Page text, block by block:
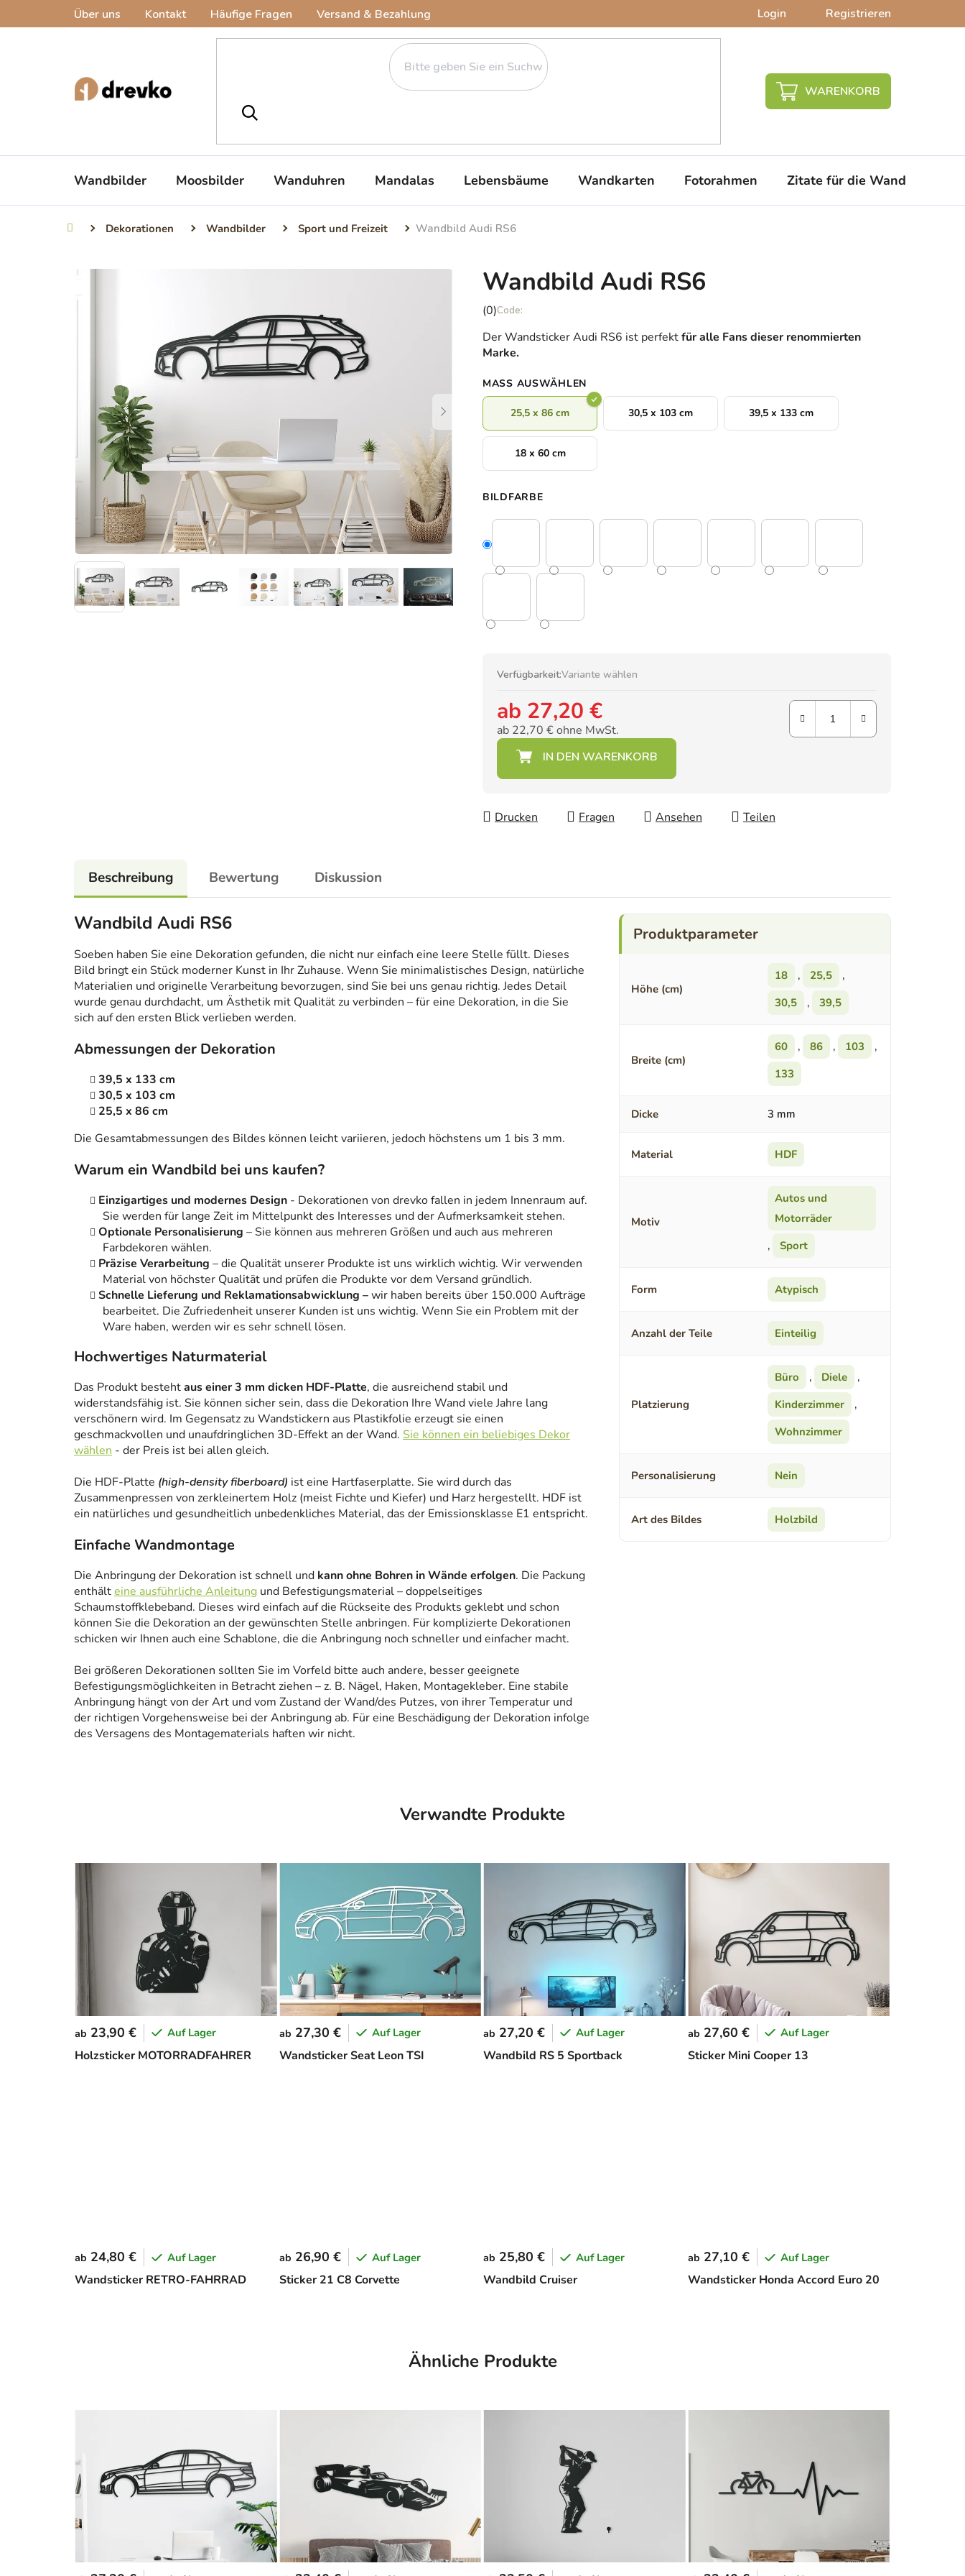
Über uns Kontakt Häufige Fragen Versand & Bezahlung Login Registrieren
WARENKORB
Wandbilder Moosbilder Wanduhren Mandalas Lebensbäume Wandkarten Fotorahmen Zitate für die Wand
StartseiteDekorationen Wandbilder Sport und Freizeit Wandbild Audi RS6
Wandbild Audi RS6
Die
Produktbewertung
ist
von
5
Sternen.
(0)
Der Wandsticker Audi RS6 ist perfektfür alle Fans dieser renommierten
Marke.
MASS AUSWÄHLEN
25,5 x 86 cm 30,5 x 103 cm 39,5 x 133 cm
18 x 60 cm
BILDFARBE
Verfügbarkeit:Variante wählen
ab 27,20 €
ab 22,70 €ohne MwSt.
Verkaufspreis:
Drucken Fragen Ansehen Teilen
Beschreibung Bewertung Diskussion
Wandbild Audi RS6
Soeben haben Sie eine Dekoration gefunden, die nicht nur einfach eine leere Stelle füllt. Dieses
Bild bringt ein Stück moderner Kunst in Ihr Zuhause. Wenn Sie minimalistisches Design, natürliche
Materialien und originelle Verarbeitung bevorzugen, sind Sie bei uns genau richtig. Jedes Detail
wurde genau durchdacht, um Ästhetik mit Qualität zu verbinden – für eine Dekoration, in die Sie
sich auf den ersten Blick verlieben werden.
Abmessungen der Dekoration
39,5 x 133 cm
30,5 x 103 cm
25,5 x 86 cm
Die Gesamtabmessungen des Bildes können leicht variieren, jedoch höchstens um 1 bis 3 mm.
Warum ein Wandbild bei uns kaufen?
Einzigartiges und modernes Design - Dekorationen von drevko fallen in jedem Innenraum auf.
Sie werden für lange Zeit im Mittelpunkt des Interesses und der Aufmerksamkeit stehen.
Optionale Personalisierung – Sie können aus mehreren Größen und auch aus mehreren
Farbdekoren wählen.
Präzise Verarbeitung – die Qualität unserer Produkte ist uns wirklich wichtig. Wir verwenden
Material von höchster Qualität und prüfen die Produkte vor dem Versand gründlich.
Schnelle Lieferung und Reklamationsabwicklung –wir haben bereits über 150.000 Aufträge
bearbeitet. Die Zufriedenheit unserer Kunden ist uns wichtig. Wenn Sie ein Problem mit der
Ware haben, werden wir es sehr schnell lösen.
Hochwertiges Naturmaterial
Das Produkt bestehtaus einer 3 mm dicken HDF-Platte, die ausreichend stabil und
widerstandsfähig ist. Sie können sicher sein, dass die Dekoration Ihre Wand viele Jahre lang
verschönern wird. Im Gegensatz zu Wandstickern aus Plastikfolie erzeugt sie einen
geschmackvollen und unaufdringlichen 3D-Effekt an der Wand. Sie können ein beliebiges Dekor
wählen - der Preis ist bei allen gleich.
Die HDF-Platte (high-density fiberboard) ist eine Hartfaserplatte. Sie wird durch das
Zusammenpressen von zerkleinertem Holz (meist Fichte und Kiefer) und Harz hergestellt. HDF ist
ein natürliches und gesundheitlich unbedenkliches Material, das der Emissionsklasse E1 entspricht.
Einfache Wandmontage
Die Anbringung der Dekoration ist schnell und kann ohne Bohren in Wände erfolgen. Die Packung
enthälteine ausführliche Anleitung und Befestigungsmaterial – doppelseitiges
Schaumstoffklebeband. Dieses wird einfach auf die Rückseite des Produkts geklebt und schon
können Sie die Dekoration an der gewünschten Stelle anbringen. Für komplizierte Dekorationen
schicken wir Ihnen auch eine Schablone, die die Anbringung noch schneller und einfacher macht.
Bei größeren Dekorationen sollten Sie im Vorfeld bitte auch andere, besser geeignete
Befestigungsmöglichkeiten in Betracht ziehen – z. B. Nägel, Haken, Montagekleber. Eine stabile
Anbringung hängt von der Art und vom Zustand der Wand/des Putzes, von ihrer Temperatur und
der richtigen Vorgehensweise bei der Anbringung ab. Für eine Beschädigung der Dekoration infolge
des Versagens des Montagematerials haften wir nicht.
Höhe (cm)
18 , 25,5
,
30,5
, 39,5
Breite (cm)
60 , 86 , 103
,
133
Dicke 3 mm
Material HDF
Motiv
Autos und
Motorräder
,
Sport
Form Atypisch
Anzahl der Teile Einteilig
Platzierung
Büro , Diele
,
Kinderzimmer
,
Wohnzimmer
Personalisierung Nein
Art des Bildes Holzbild
Verwandte Produkte
Holzsticker MOTORRADFAHRER
ab 23,90 € Auf Lager
Wandsticker Seat Leon TSI
ab 27,30 € Auf Lager
Wandbild RS 5 Sportback
ab 27,20 € Auf Lager
Sticker Mini Cooper 13
ab 27,60 € Auf Lager
Wandsticker RETRO-FAHRRAD
ab 24,80 € Auf Lager
Sticker 21 C8 Corvette
ab 26,90 € Auf Lager
Wandbild Cruiser
ab 25,80 € Auf Lager
Wandsticker Honda Accord Euro 20
ab 27,10 € Auf Lager
Ähnliche Produkte